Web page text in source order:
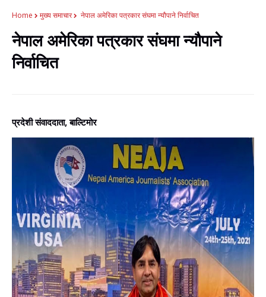
Home मुख्य समाचार नेपाल अमेरिका पत्रकार संघमा न्यौपाने निर्वाचित
नेपाल अमेरिका पत्रकार संघमा न्यौपाने
निर्वाचित
प्रदेशी संवाददाता, बाल्टिमोर